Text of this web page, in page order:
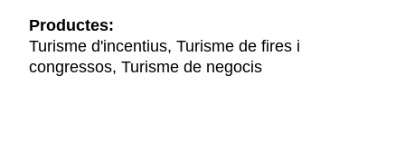
Productes:
Turisme d'incentius, Turisme de fires i
congressos, Turisme de negocis